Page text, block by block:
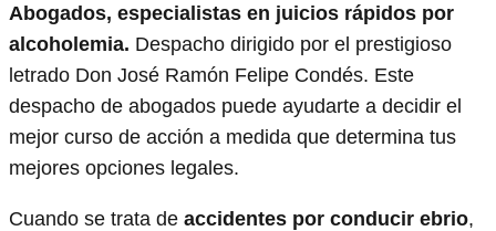
Abogados, especialistas en juicios rápidos por
alcoholemia. Despacho dirigido por el prestigioso
letrado Don José Ramón Felipe Condés. Este
despacho de abogados puede ayudarte a decidir el
mejor curso de acción a medida que determina tus
mejores opciones legales.
Cuando se trata de accidentes por conducir ebrio,